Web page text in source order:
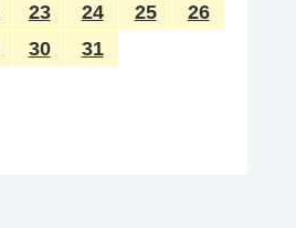
23 24 25
26
30 31